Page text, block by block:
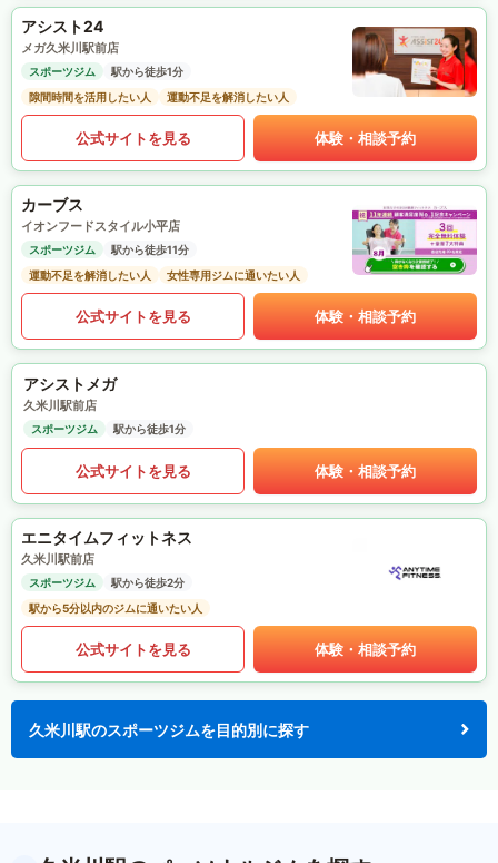
アシスト24
メガ久米川駅前店
スポーツジム
駅から徒歩1分
隙間時間を活用したい人
運動不足を解消したい人
公式サイトを見る 体験・相談予約
カーブス
イオンフードスタイル小平店
スポーツジム
駅から徒歩11分
運動不足を解消したい人
女性専用ジムに通いたい人
公式サイトを見る 体験・相談予約
アシストメガ
久米川駅前店
スポーツジム 駅から徒歩1分
公式サイトを見る 体験・相談予約
エニタイムフィットネス
久米川駅前店
スポーツジム
駅から徒歩2分
駅から5分以内のジムに通いたい人
公式サイトを見る 体験・相談予約
久米川駅のスポーツジムを目的別に探す